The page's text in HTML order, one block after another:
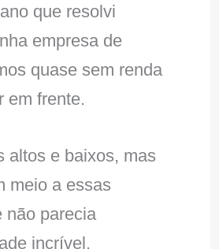
que resolvi
empresa de
quase sem renda
em frente.
altos e baixos, mas
meio a essas
não parecia
incrível.